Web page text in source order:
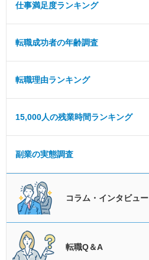
仕事満足度ランキング
転職成功者の年齢調査
転職理由ランキング
15,000人の残業時間ランキング
副業の実態調査
コラム・インタビュー
転職Q＆A